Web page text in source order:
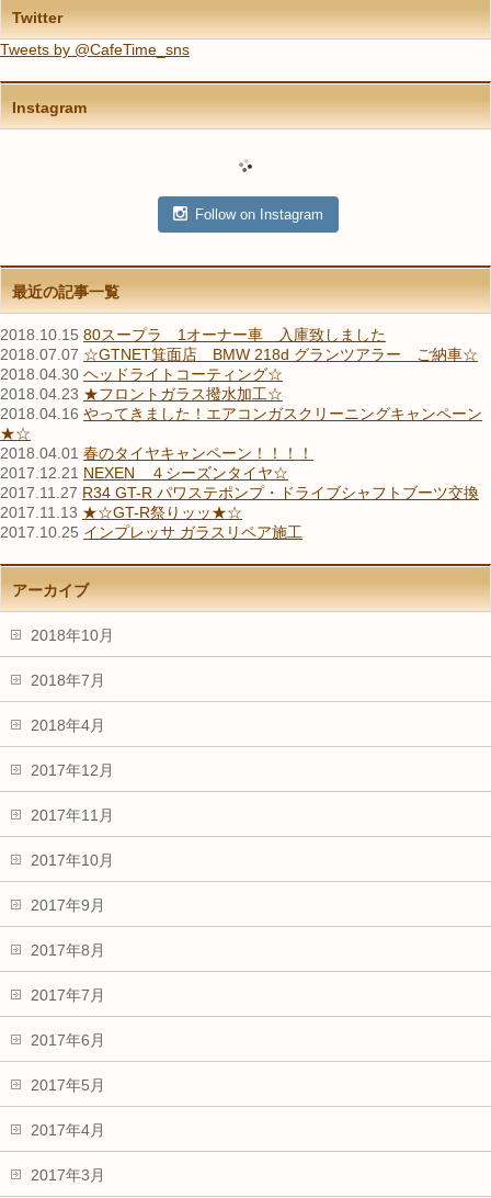
Twitter
Tweets by @CafeTime_sns
Instagram
Follow on Instagram
最近の記事一覧
2018.10.15 80スープラ 1オーナー車 入庫致しました
2018.07.07 ☆GTNET箕面店 BMW 218d グランツアラー ご納車☆
2018.04.30 ヘッドライトコーティング☆
2018.04.23 ★フロントガラス撥水加工☆
2018.04.16 やってきました！エアコンガスクリーニングキャンペーン
★☆
2018.04.01 春のタイヤキャンペーン！！！！
2017.12.21 NEXEN ４シーズンタイヤ☆
2017.11.27 R34 GT-R パワステポンプ・ドライブシャフトブーツ交換
2017.11.13 ★☆GT-R祭りッッ★☆
2017.10.25 インプレッサ ガラスリペア施工
アーカイブ
2018年10月
2018年7月
2018年4月
2017年12月
2017年11月
2017年10月
2017年9月
2017年8月
2017年7月
2017年6月
2017年5月
2017年4月
2017年3月